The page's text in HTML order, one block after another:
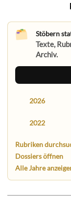
Stöbern
Texte,
Archiv.
2026
2022
Rubriken
Dossiers öffnen
Alle Jahre